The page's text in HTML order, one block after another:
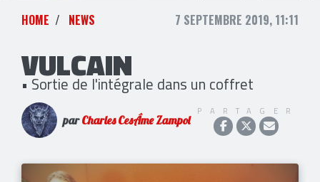
HOME NEWS 7 SEPTEMBRE 2019, 11:11
VULCAIN
• Sortie de l'intégrale dans un coffret
parCharles CesÂme Zampol
PARTAGER